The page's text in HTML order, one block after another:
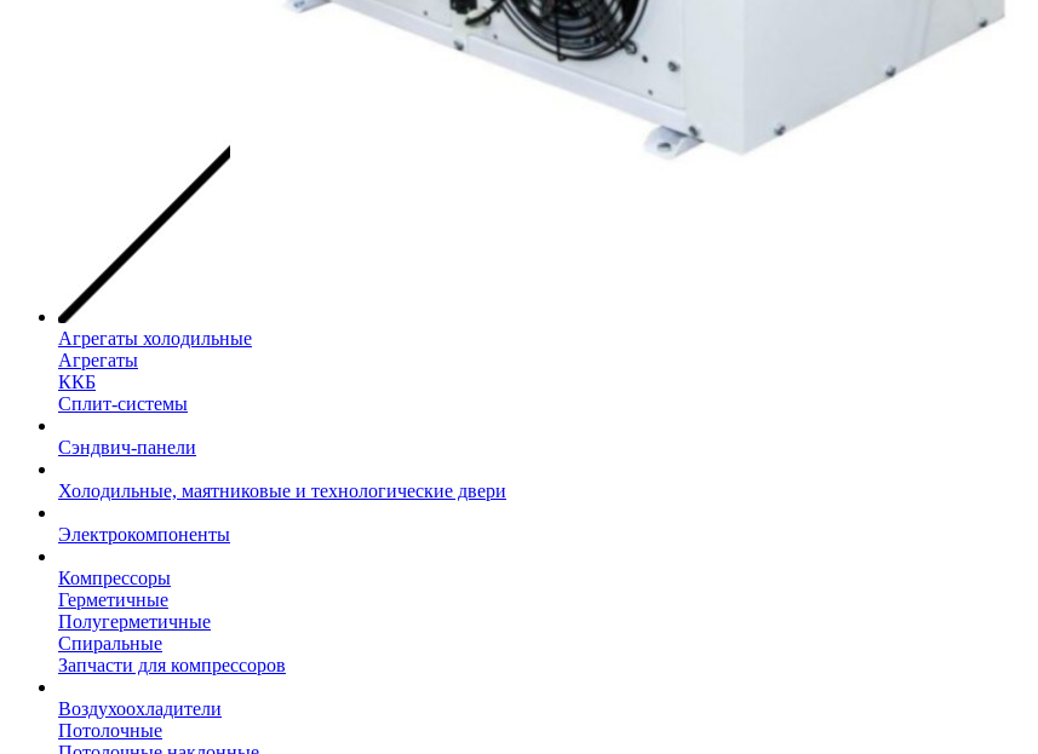
Агрегаты холодильные
Агрегаты
ККБ
Сплит-системы
Сэндвич-панели
Холодильные, маятниковые и технологические двери
Электрокомпоненты
Компрессоры
Герметичные
Полугерметичные
Спиральные
Запчасти для компрессоров
Воздухоохладители
Потолочные